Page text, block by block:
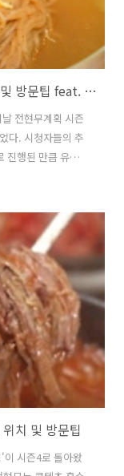
전현무계획4 대전 꿩냉면 평양냉면 맛집 및 방문팁 feat. 류수영 엄기준
전현무계획 시즌
다. 시청자들의 추
행된 만큼 유명한
는 첫 방송을 축
서 전현무, 곽튜
에 대해 자세히
은 어디?전현무계
이 함께 방문한 꿩
대전을 ..
치 및 방문팁
시즌4로 돌아왔